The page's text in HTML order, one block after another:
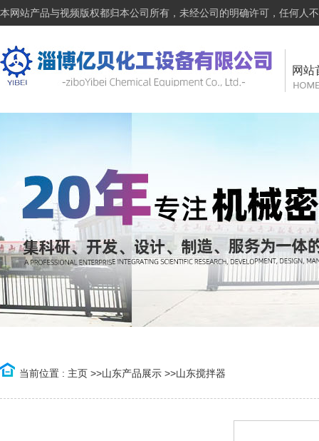
本网站产品与视频版权都归本公司所有，未经公司的明确许可，任何人
网站
当前位置 : 主页 >>山东产品展示 >>山东搅拌器